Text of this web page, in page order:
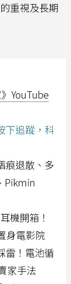
重視及長期
YouTube
下追蹤，科
痕退散、多
Pikmin
機開箱！
身電影院
雷！電池循
家手法